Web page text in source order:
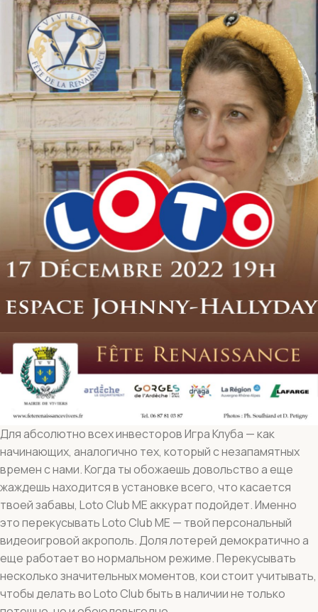
Для абсолютно всех инвесторов Игра Клуба — как
начинающих, аналогично тех, который с незапамятных
времен с нами. Когда ты обожаешь довольство а еще
жаждешь находится в установке всего, что касается
твоей забавы, Loto Club ME аккурат подойдет. Именно
это перекусывать Loto Club ME — твой персональный
видеоигровой акрополь. Доля лотерей демократично а
еще работает во нормальном режиме. Перекусывать
несколько значительных моментов, кои стоит учитывать,
чтобы делать во Loto Club быть в наличии не только